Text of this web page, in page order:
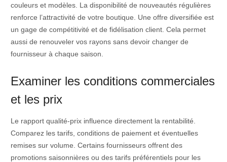
couleurs et modèles. La disponibilité de nouveautés régulières
renforce l’attractivité de votre boutique. Une offre diversifiée est
un gage de compétitivité et de fidélisation client. Cela permet
aussi de renouveler vos rayons sans devoir changer de
fournisseur à chaque saison.
Examiner les conditions commerciales
et les prix
Le rapport qualité-prix influence directement la rentabilité.
Comparez les tarifs, conditions de paiement et éventuelles
remises sur volume. Certains fournisseurs offrent des
promotions saisonnières ou des tarifs préférentiels pour les